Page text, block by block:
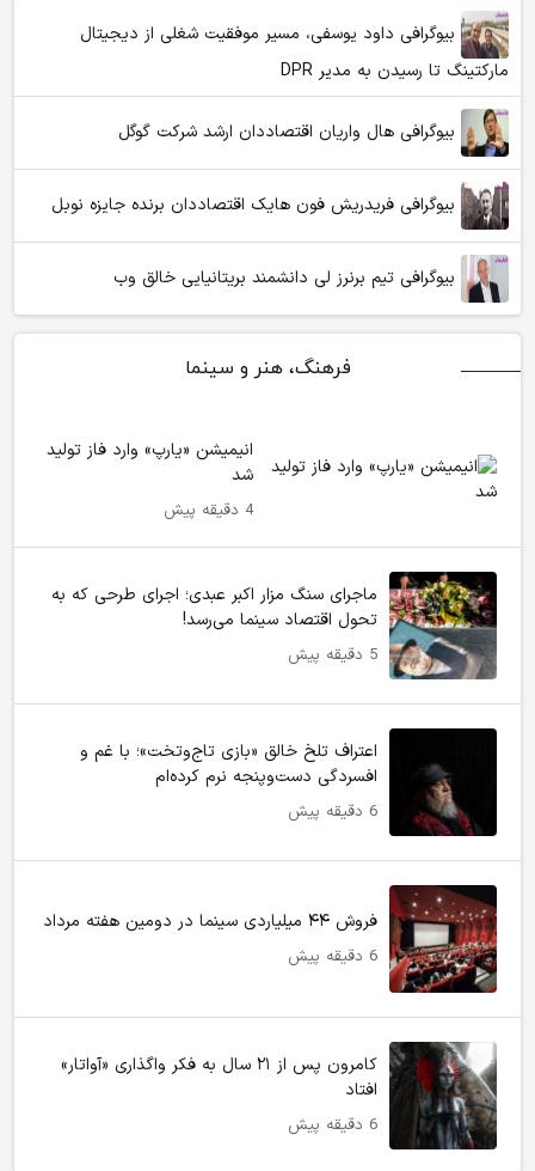
بیوگرافی داود یوسفی، مسیر موفقیت شغلی از دیجیتال
مارکتینگ تا رسیدن به مدیر DPR
بیوگرافی هال واریان اقتصاددان ارشد شرکت گوگل
بیوگرافی فریدریش فون هایک اقتصاددان برنده جایزه نوبل
بیوگرافی تیم برنرز لی دانشمند بریتانیایی خالق وب
فرهنگ، هنر و سینما
انیمیشن «یارپ» وارد فاز تولید
شد
4 دقیقه پیش
ماجرای سنگ مزار اکبر عبدی؛ اجرای طرحی که به
تحول اقتصاد سینما می‌رسد!
5 دقیقه پیش
اعتراف تلخ خالق «بازی تاج‌وتخت»؛ با غم و
افسردگی دست‌وپنجه نرم کرده‌ام
6 دقیقه پیش
فروش ۴۴ میلیاردی سینما در دومین هفته‌ مرداد
6 دقیقه پیش
کامرون پس از ۲۱ سال به فکر واگذاری «آواتار»
افتاد
6 دقیقه پیش